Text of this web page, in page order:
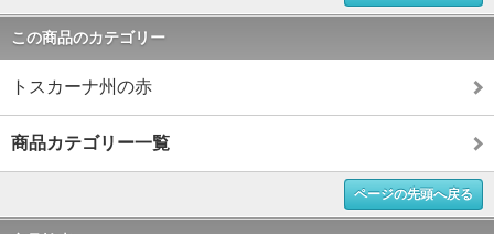
この商品のカテゴリー
トスカーナ州の赤
商品カテゴリー一覧
ページの先頭へ戻る